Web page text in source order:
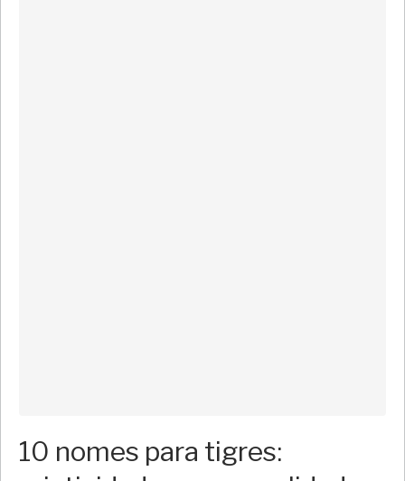
10 nomes para tigres: